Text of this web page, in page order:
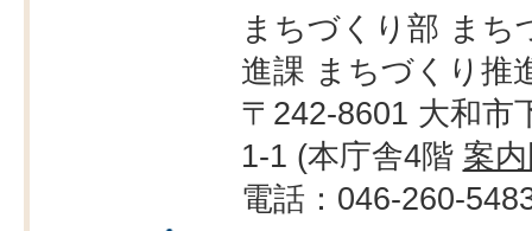
まちづくり部 まち
進課 まちづくり推
〒242-8601 大和市
1-1 (本庁舎4階 案
電話：046-260-